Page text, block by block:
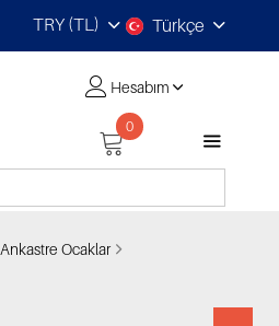
TRY (TL) Türkçe
Hesabım
0
Ankastre Ocaklar